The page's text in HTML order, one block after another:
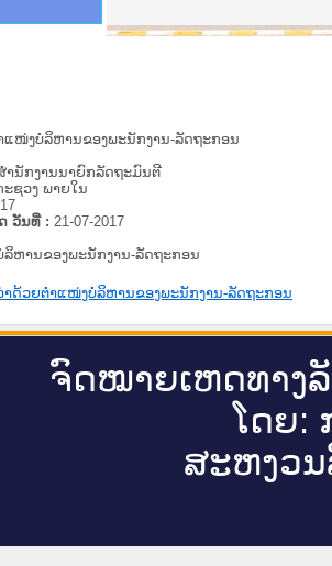
ນ
ແໜ່ງບໍລິຫານຂອງພະນັກງານ-ລັດຖະກອນ
ຳນັກງານນາຍົກລັດຖະມົນຕີ
ະຊວງ ພາຍໃນ
ວັນທີ່ : 21-07-2017
ຫານຂອງພະນັກງານ-ລັດຖະກອນ
າດ້ວຍຕຳແໜ່ງບໍລິຫານຂອງພະນັກງານ-ລັດຖະກອນ
ຈົດ​ໝາຍ​ເຫດ​ທາງ​
ໂດຍ:
ສະ​ຫງວນ​